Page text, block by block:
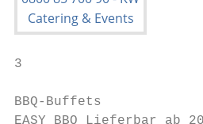
3
BBQ-Buffets
EASY BBQ